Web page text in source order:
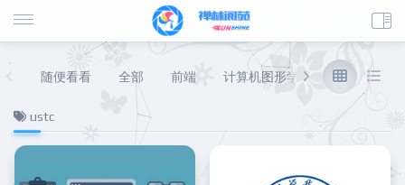
随便看看 全部 前端 计算机图形学 数据库
ustc